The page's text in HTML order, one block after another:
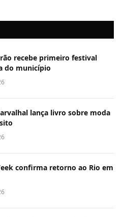
recebe primeiro festival
do município
lança livro sobre moda
confirma retorno ao Rio em